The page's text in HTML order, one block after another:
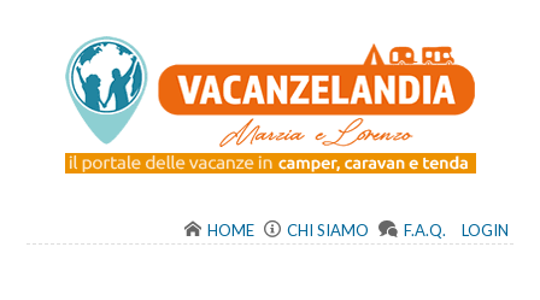
HOME CHI SIAMO F.A.Q. LOGIN